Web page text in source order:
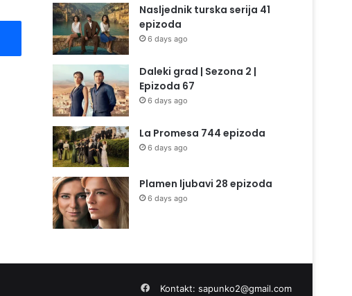
Nasljednik turska serija 41
epizoda
6 days ago
Daleki grad | Sezona 2 |
Epizoda 67
6 days ago
La Promesa 744 epizoda
6 days ago
Plamen ljubavi 28 epizoda
6 days ago
Kontakt: sapunko2@gmail.com
Facebook